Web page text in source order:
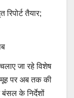
रिपोर्ट तैयार;
जा रहे विशेष
पर अब तक की
बंसल के निर्देशों